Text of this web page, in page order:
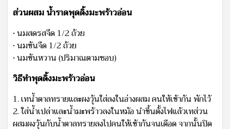
ส่วนผสม น้ำราดพุดดิ้งมะพร้าวอ่อน
•​ ​นมสดรสจืด 1/2 ถ้วย
•​ ​นมข้นจืด 1/2 ถ้วย
•​ ​นมข้นหวาน (ปริมาณตามชอบ)
วิธีทำพุดดิ้งมะพร้าวอ่อน
1. เทน้ำตาลทรายและผงวุ้นใส่ลงในอ่างผสม คนให้เข้ากัน พักไว้
2. ใส่น้ำเปล่าและน้ำมะพร้าวลงในหม้อ นำขึ้นตั้งไฟแล้วเทส่วน
ผสมผงวุ้นกับน้ำตาลทรายลงไปคนให้เข้ากันจนเดือด จากนั้นปิด